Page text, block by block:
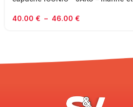
40.00 € – 46.00 €